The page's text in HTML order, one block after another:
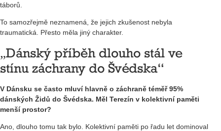
táborů.
To samozřejmě neznamená, že jejich zkušenost nebyla
traumatická. Přesto měla jiný charakter.
„Dánský příběh dlouho stál ve
stínu záchrany do Švédska“
V Dánsku se často mluví hlavně o záchraně téměř 95%
dánských Židů do Švédska. Měl Terezín v kolektivní paměti
menší prostor?
Ano, dlouho tomu tak bylo. Kolektivní paměti po řadu let dominoval